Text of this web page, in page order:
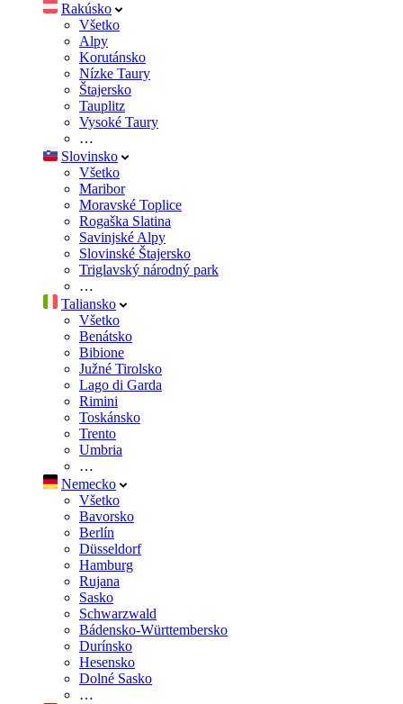
Rakúsko
Všetko
Alpy
Korutánsko
Nízke Taury
Štajersko
Tauplitz
Vysoké Taury
…
Slovinsko
Všetko
Maribor
Moravské Toplice
Rogaška Slatina
Savinjské Alpy
Slovinské Štajersko
Triglavský národný park
…
Taliansko
Všetko
Benátsko
Bibione
Južné Tirolsko
Lago di Garda
Rimini
Toskánsko
Trento
Umbria
…
Nemecko
Všetko
Bavorsko
Berlín
Düsseldorf
Hamburg
Rujana
Sasko
Schwarzwald
Bádensko-Württembersko
Durínsko
Hesensko
Dolné Sasko
…